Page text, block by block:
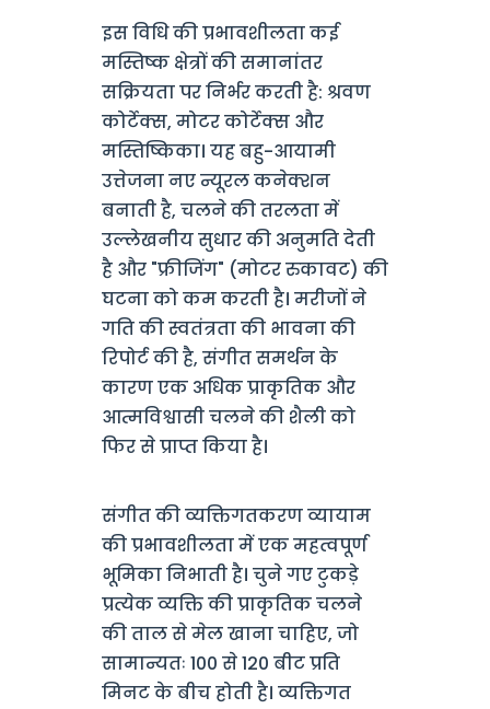
इस विधि की प्रभावशीलता कई
मस्तिष्क क्षेत्रों की समानांतर
सक्रियता पर निर्भर करती है: श्रवण
कोर्टेक्स, मोटर कोर्टेक्स और
मस्तिष्किका। यह बहु-आयामी
उत्तेजना नए न्यूरल कनेक्शन
बनाती है, चलने की तरलता में
उल्लेखनीय सुधार की अनुमति देती
है और "फ्रीजिंग" (मोटर रुकावट) की
घटना को कम करती है। मरीजों ने
गति की स्वतंत्रता की भावना की
रिपोर्ट की है, संगीत समर्थन के
कारण एक अधिक प्राकृतिक और
आत्मविश्वासी चलने की शैली को
फिर से प्राप्त किया है।
संगीत की व्यक्तिगतकरण व्यायाम
की प्रभावशीलता में एक महत्वपूर्ण
भूमिका निभाती है। चुने गए टुकड़े
प्रत्येक व्यक्ति की प्राकृतिक चलने
की ताल से मेल खाना चाहिए, जो
सामान्यतः 100 से 120 बीट प्रति
मिनट के बीच होती है। व्यक्तिगत